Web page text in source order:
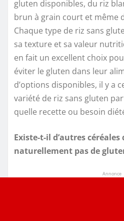
gluten disponibles, du riz
brun à grain court et même
Chaque type de riz sans
sa texture et sa valeur
en fait un excellent choix
éviter le gluten dans leur
d’options disponibles, il y a
variété de riz sans gluten
quelle recette ou besoin
Existe-t-il d’autres
naturellement pas de
Annonce